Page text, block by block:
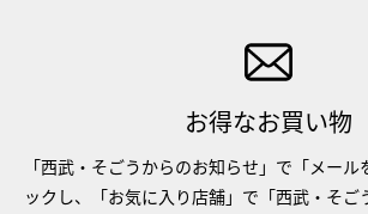
お得なお買い物
「西武・そごうからのお知らせ」で「メー
ックし、「お気に入り店舗」で「西武・そご